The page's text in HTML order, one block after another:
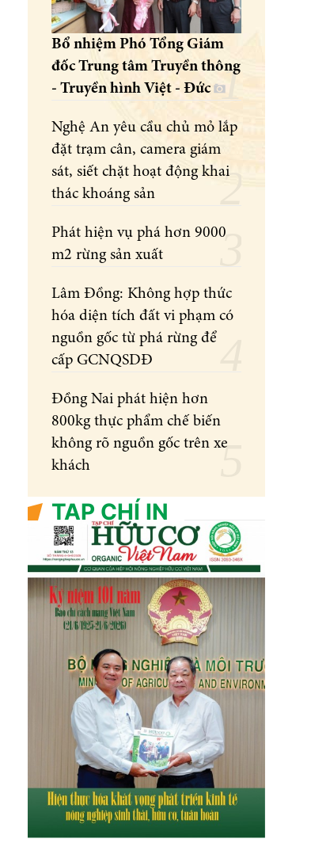
Bổ nhiệm Phó Tổng Giám
đốc Trung tâm Truyền thông
- Truyền hình Việt - Đức
Nghệ An yêu cầu chủ mỏ lắp
đặt trạm cân, camera giám
sát, siết chặt hoạt động khai
thác khoáng sản
Phát hiện vụ phá hơn 9000
m2 rừng sản xuất
Lâm Đồng: Không hợp thức
hóa diện tích đất vi phạm có
nguồn gốc từ phá rừng để
cấp GCNQSDĐ
Đồng Nai phát hiện hơn
800kg thực phẩm chế biến
không rõ nguồn gốc trên xe
khách
TẠP CHÍ IN